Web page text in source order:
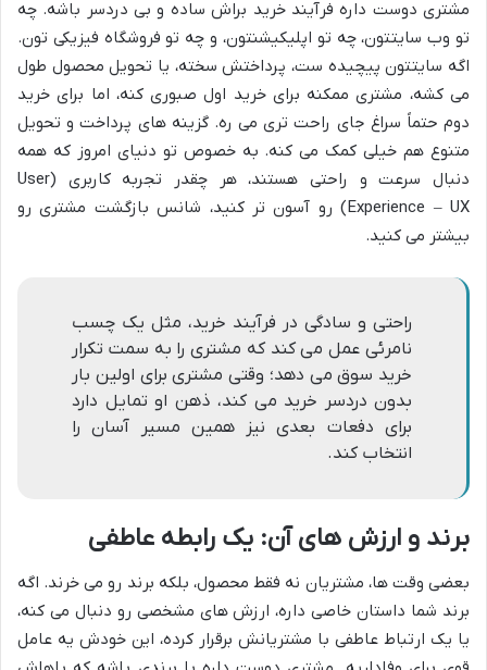
مشتری دوست داره فرآیند خرید براش ساده و بی دردسر باشه. چه
تو وب سایتتون، چه تو اپلیکیشنتون، و چه تو فروشگاه فیزیکی تون.
اگه سایتتون پیچیده ست، پرداختش سخته، یا تحویل محصول طول
می کشه، مشتری ممکنه برای خرید اول صبوری کنه، اما برای خرید
دوم حتماً سراغ جای راحت تری می ره. گزینه های پرداخت و تحویل
متنوع هم خیلی کمک می کنه. به خصوص تو دنیای امروز که همه
دنبال سرعت و راحتی هستند، هر چقدر تجربه کاربری (User
Experience – UX) رو آسون تر کنید، شانس بازگشت مشتری رو
بیشتر می کنید.
راحتی و سادگی در فرآیند خرید، مثل یک چسب
نامرئی عمل می کند که مشتری را به سمت تکرار
خرید سوق می دهد؛ وقتی مشتری برای اولین بار
بدون دردسر خرید می کند، ذهن او تمایل دارد
برای دفعات بعدی نیز همین مسیر آسان را
انتخاب کند.
برند و ارزش های آن: یک رابطه عاطفی
بعضی وقت ها، مشتریان نه فقط محصول، بلکه برند رو می خرند. اگه
برند شما داستان خاصی داره، ارزش های مشخصی رو دنبال می کنه،
یا یک ارتباط عاطفی با مشتریانش برقرار کرده، این خودش یه عامل